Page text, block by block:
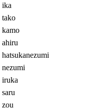
ika
tako
kamo
ahiru
hatsukanezumi
nezumi
iruka
saru
zou